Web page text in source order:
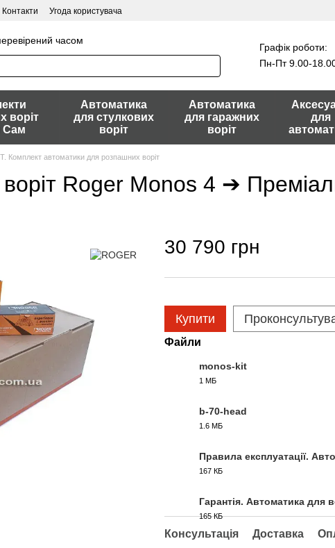
Контакти Угода користувача
часом
Графік роботи:
Пн-Пт 9.00-
воріт
Сам
Автоматика
для стулкових
воріт
Автоматика
для гаражних
воріт
для
Комплект автоматики для розпашних воріт
Roger Monos 4 ➔
30 790 грн
Купити
Файли
monos-kit
1 МБ
b-70-head
1.6 МБ
Правила експлуатації.
167 КБ
Гарантія. Автоматика для
165 КБ
Консультація Доставка